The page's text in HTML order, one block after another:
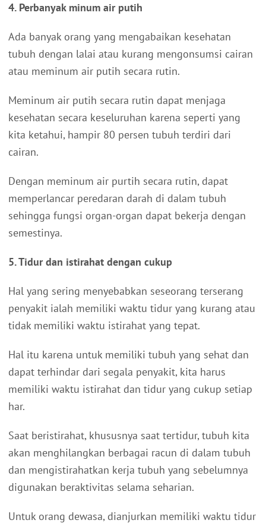
4. Perbanyak minum air putih
Ada banyak orang yang mengabaikan kesehatan
tubuh dengan lalai atau kurang mengonsumsi cairan
atau meminum air putih secara rutin.
Meminum air putih secara rutin dapat menjaga
kesehatan secara keseluruhan karena seperti yang
kita ketahui, hampir 80 persen tubuh terdiri dari
cairan.
Dengan meminum air purtih secara rutin, dapat
memperlancar peredaran darah di dalam tubuh
sehingga fungsi organ-organ dapat bekerja dengan
semestinya.
5. Tidur dan istirahat dengan cukup
Hal yang sering menyebabkan seseorang terserang
penyakit ialah memiliki waktu tidur yang kurang atau
tidak memiliki waktu istirahat yang tepat.
Hal itu karena untuk memiliki tubuh yang sehat dan
dapat terhindar dari segala penyakit, kita harus
memiliki waktu istirahat dan tidur yang cukup setiap
har.
Saat beristirahat, khususnya saat tertidur, tubuh kita
akan menghilangkan berbagai racun di dalam tubuh
dan mengistirahatkan kerja tubuh yang sebelumnya
digunakan beraktivitas selama seharian.
Untuk orang dewasa, dianjurkan memiliki waktu tidur